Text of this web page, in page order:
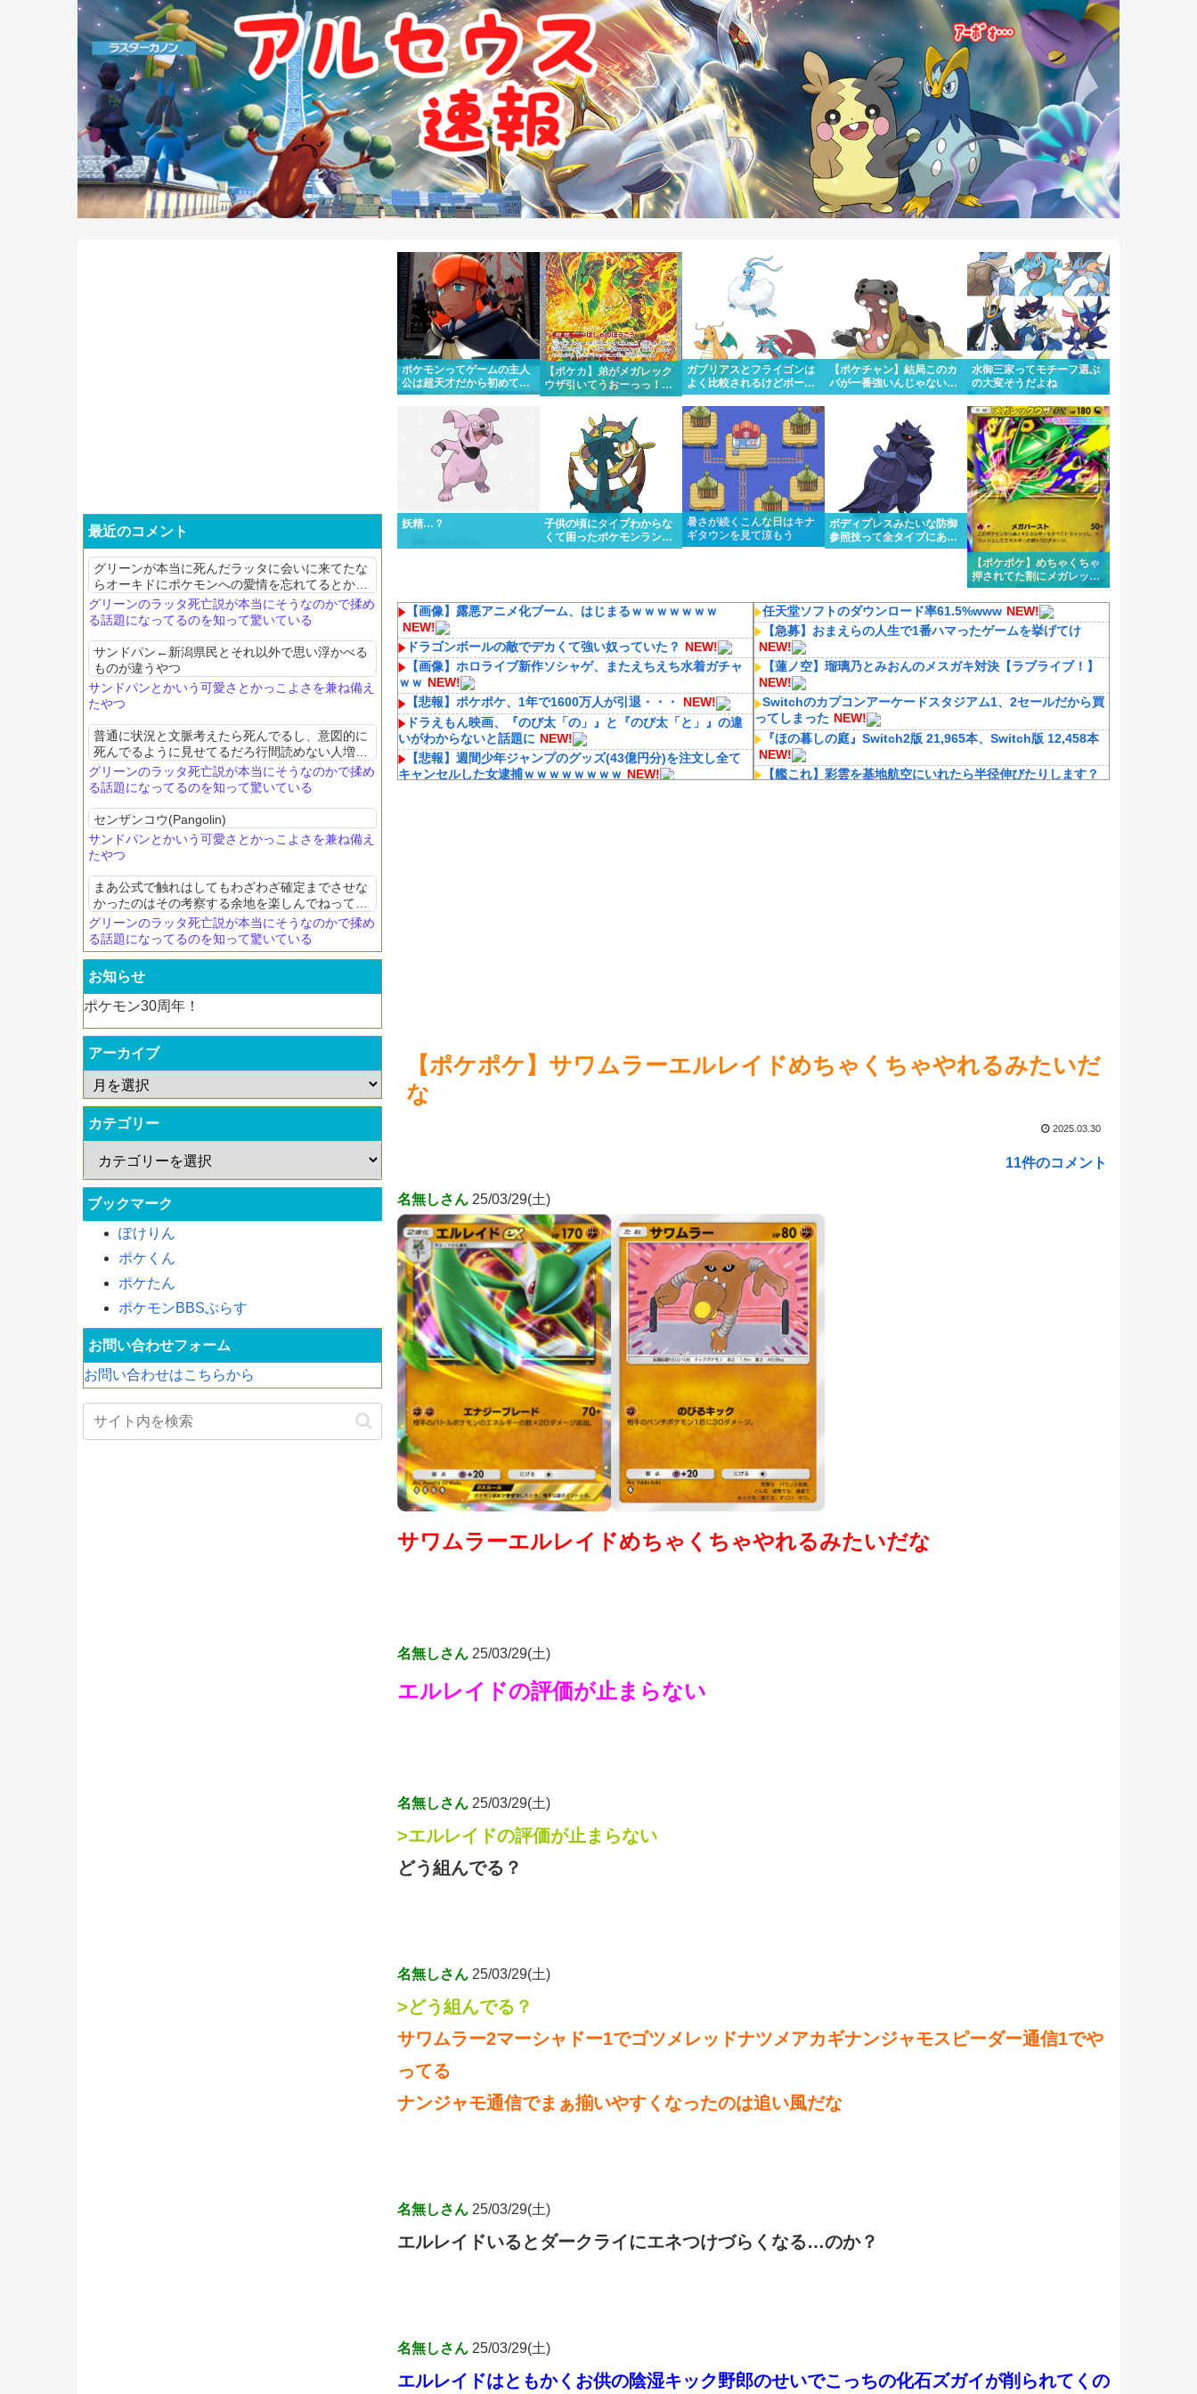
ポケモンってゲームの主人
公は超天才だから初めて出
場したポケモンリーグもさ
くっと優勝しちゃうけど…
【ポケカ】弟がメガレック
ウザ引いてうおーっっ！！
かっけー！！って一緒にな
ってるんだけど…
ガブリアスとフライゴンは
よく比較されるけどボーマ
ンダやカイリューとチルタ
リスってあんまり比較され
ないよね
【ポケチャン】結局このカ
バが一番強いんじゃない
か？
水御三家ってモチーフ選ぶ
の大変そうだよね
妖精…？
子供の頃にタイプわからな
くて困ったポケモンランキ
ング１位はる
暑さが続くこんな日はキナ
ギタウンを見て涼もう
ボディプレスみたいな防御
参照技って全タイプにある
のはちょっと違うけどもう
【ポケポケ】めちゃくちゃ
押されてた割にメガレック
ウザ微妙じゃないか？
【画像】露悪アニメ化ブーム、はじまるｗｗｗｗｗｗｗ
NEW!
ドラゴンボールの敵でデカくて強い奴っていた？ NEW!
【画像】ホロライブ新作ソシャゲ、またえちえち水着ガチャ
ｗｗ NEW!
【悲報】ポケポケ、1年で1600万人が引退・・・
NEW!
ドラえもん映画、『のび太「の」』と『のび太「と」』の違
いがわからないと話題に NEW!
【悲報】週間少年ジャンプのグッズ(43億円分)を注文し全て
キャンセルした女逮捕ｗｗｗｗｗｗｗｗ NEW!
任天堂ソフトのダウンロード率61.5%www NEW!
【急募】おまえらの人生で1番ハマったゲームを挙げてけ
NEW!
【蓮ノ空】瑠璃乃とみおんのメスガキ対決【ラブライブ！】
NEW!
Switchのカプコンアーケードスタジアム1、2セールだから買
ってしまった NEW!
『ほの暮しの庭』Switch2版 21,965本、Switch版 12,458本
NEW!
【艦これ】彩雲を基地航空にいれたら半径伸びたりします？
【ポケポケ】サワムラーエルレイドめちゃくちゃやれるみたいだ
な
2025.03.30
11件のコメント
名無しさん 25/03/29(土)
サワムラーエルレイドめちゃくちゃやれるみたいだな
名無しさん 25/03/29(土)
エルレイドの評価が止まらない
名無しさん 25/03/29(土)
>エルレイドの評価が止まらない
どう組んでる？
名無しさん 25/03/29(土)
>どう組んでる？
サワムラー2マーシャドー1でゴツメレッドナツメアカギナンジャモスピーダー通信1でや
ってる
ナンジャモ通信でまぁ揃いやすくなったのは追い風だな
名無しさん 25/03/29(土)
エルレイドいるとダークライにエネつけづらくなる…のか？
名無しさん 25/03/29(土)
エルレイドはともかくお供の陰湿キック野郎のせいでこっちの化石ズガイが削られてくの
最近のコメント
グリーンが本当に死んだラッタに会いに来てたな
らオーキドにポケモンへの愛情を忘れてるとか怒
られるの理不尽だよな
グリーンのラッタ死亡説が本当にそうなのかで揉め
る話題になってるのを知って驚いている
サンドパン←新潟県民とそれ以外で思い浮かべる
ものが違うやつ
サンドパンとかいう可愛さとかっこよさを兼ね備え
たやつ
普通に状況と文脈考えたら死んでるし、意図的に
死んでるように見せてるだろ行間読めない人増え
すぎなだけかと
グリーンのラッタ死亡説が本当にそうなのかで揉め
る話題になってるのを知って驚いている
センザンコウ(Pangolin)
サンドパンとかいう可愛さとかっこよさを兼ね備え
たやつ
まあ公式で触れはしてもわざわざ確定までさせな
かったのはその考察する余地を楽しんでねってこ
とじゃないの
グリーンのラッタ死亡説が本当にそうなのかで揉め
る話題になってるのを知って驚いている
お知らせ
ポケモン30周年！
アーカイブ
カテゴリー
ブックマーク
ぽけりん
ポケくん
ポケたん
ポケモンBBSぷらす
お問い合わせフォーム
お問い合わせはこちらから